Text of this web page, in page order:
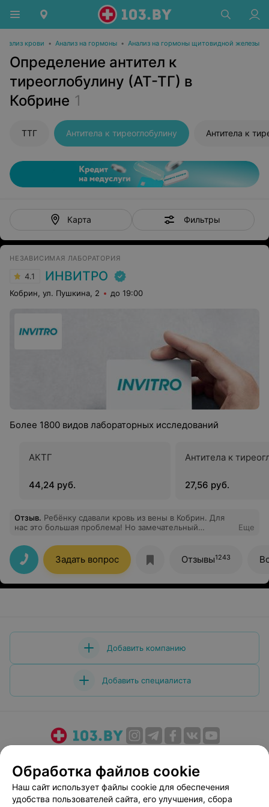
Анализ крови • Анализ на гормоны • Анализ на гормоны щитовидной железы
Определение антител к
тиреоглобулину (АТ-ТГ) в
Кобрине 1
ТТГ Антитела к тиреоглобулину Антитела к
Карта Фильтры
НЕЗАВИСИМАЯ ЛАБОРАТОРИЯ
4.1 ИНВИТРО
Кобрин, ул. Пушкина, 2 до 19:00
Более 1800 видов лабораторных исследований
АКТГ
44,24 руб.
Антитела к
27,56 руб.
Отзыв. Ребёнку сдавали кровь из вены в Кобрин. Для
нас это большая проблема! Но замечательный
быстро. Отзывчивый персонал. Будем ходить только
туда))
Еще
Задать вопрос Отзывы1243
Добавить компанию
Добавить специалиста
Медицинский маркетинг
Публичный договор
Пользовательское соглашение
Способы оплаты
Вакансии
Партнеры
Обработка файлов cookie
Наш сайт использует файлы cookie для обеспечения
удобства пользователей сайта, его улучшения, сбора